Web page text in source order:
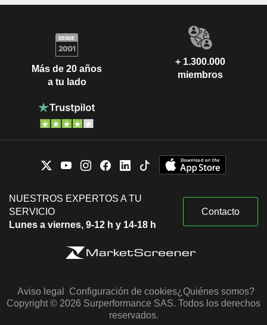
Más de 20 años
a tu lado
+ 1.300.000
miembros
NUESTROS EXPERTOS A TU
SERVICIO
Lunes a viernes, 9-12 h y 14-18 h
Contacto
Aviso legal Configuración de cookies¿Quiénes somos?
Copyright © 2026 Surperformance SAS. Todos los derechos
reservados.